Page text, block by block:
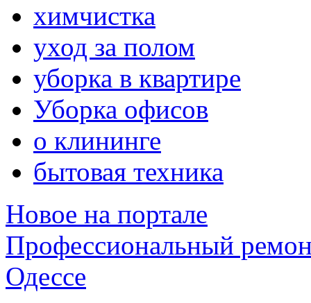
химчистка
уход за полом
уборка в квартире
Уборка офисов
о клининге
бытовая техника
Новое на портале
Профессиональный
Одессе